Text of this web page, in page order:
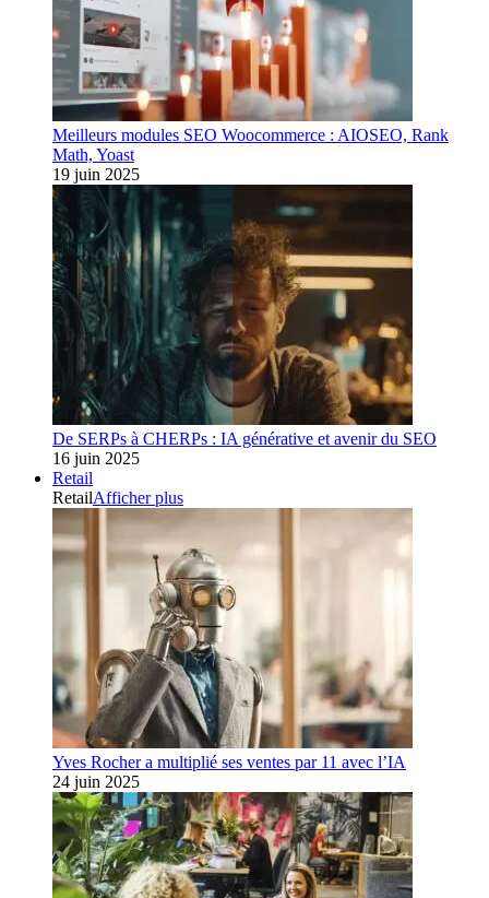
Meilleurs modules SEO Woocommerce : AIOSEO, Rank
Math, Yoast
19 juin 2025
De SERPs à CHERPs : IA générative et avenir du SEO
16 juin 2025
Retail
RetailAfficher plus
Yves Rocher a multiplié ses ventes par 11 avec l’IA
24 juin 2025